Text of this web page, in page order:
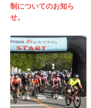
制についてのお知ら
せ。